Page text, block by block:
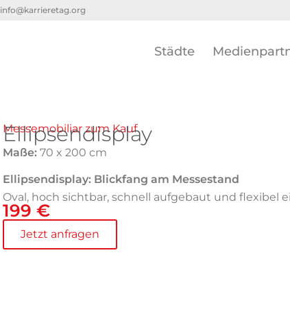
info@karrieretag.org
Städte
Messemobiliar zum Kauf
Ellipsendisplay
Maße: 70 x 200 cm
Ellipsendisplay: Blickfang am Messestand
Oval, hoch sichtbar, schnell aufgebaut und flexibel
199 €
Jetzt anfragen